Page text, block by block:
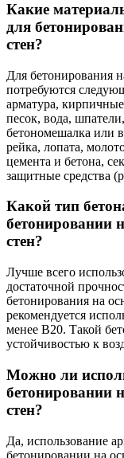
Какие
для
стен?
Для бетонирования
потребуются
арматура,
песок, вода,
бетономешалка или
рейка, лопата,
цемента и бетона,
защитные средства
Какой тип
бетонировании
стен?
Лучше всего
достаточной
бетонирования на
рекомендуется
менее B20. Такой
устойчивостью к
Можно ли
бетонировании
стен?
Да, использование
бетонировании на